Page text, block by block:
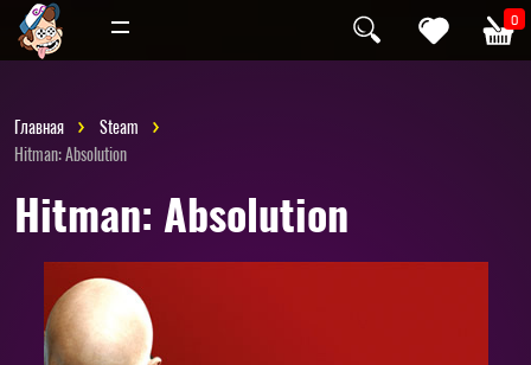
0
Инди
Главная
Steam
Hitman: Absolution
Hitman: Absolution